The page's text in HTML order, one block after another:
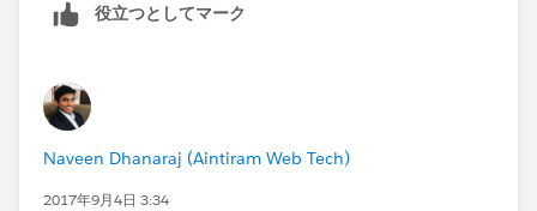
役立つとしてマーク
Naveen Dhanaraj (Aintiram Web Tech)
2017年9月4日 3:34